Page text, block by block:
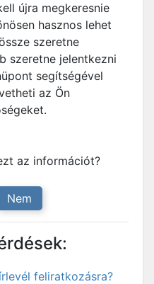
újra megkeresnie
hasznos lehet
szeretne
szeretne jelentkezni
segítségével
az Ön
az információt?
Nem
feliratkozásra?